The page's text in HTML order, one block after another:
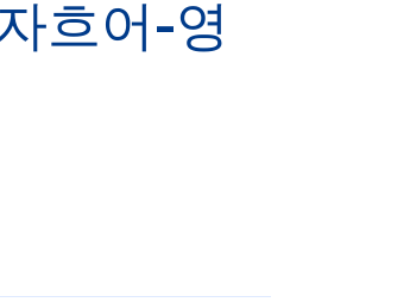
흐어-영